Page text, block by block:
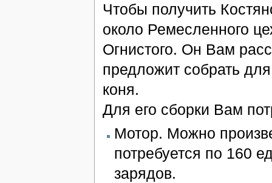
Чтобы получить
около Ремесленного
Огнистого. Он Вам
предложит собрать
коня.
Для его сборки Вам
Мотор. Можно
потребуется по 160
зарядов.